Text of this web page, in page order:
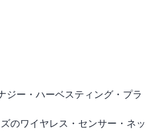
ジー・ハーベスティング・プラ
のワイヤレス・センサー・ネッ